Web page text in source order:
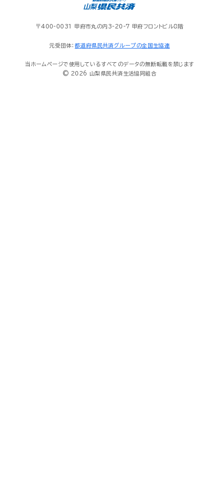
〒400-0031 甲府市丸の内3-20-7 甲府フロントビル8階
元受団体： 都道府県民共済グループの全国生協連
当ホームページで使用しているすべてのデータの無断転載を禁じます
© 2026 山梨県民共済生活協同組合